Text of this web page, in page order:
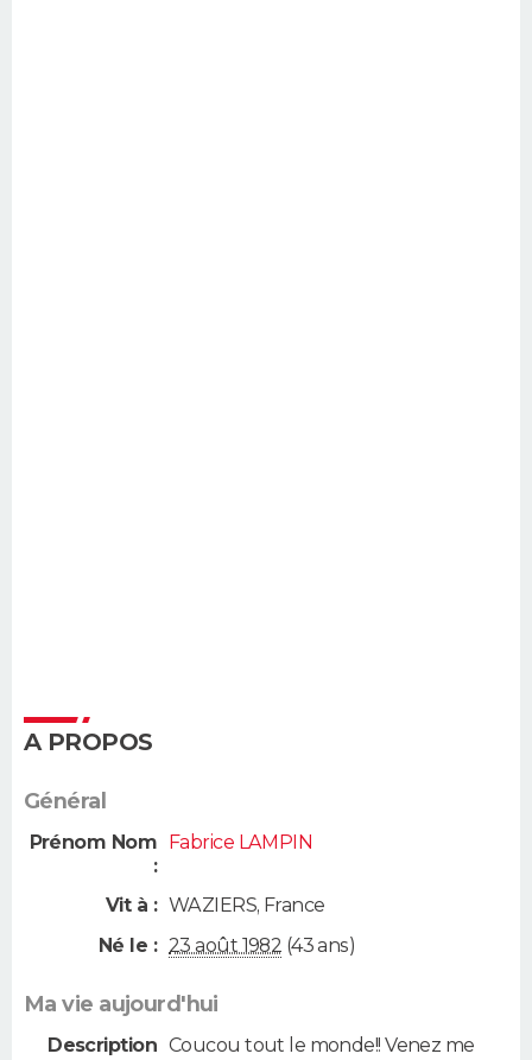
A PROPOS
Général
Prénom Nom
:
Fabrice LAMPIN
Vit à : WAZIERS, France
Né le : 23 août 1982 (43 ans)
Ma vie aujourd'hui
Description Coucou tout le monde!! Venez me